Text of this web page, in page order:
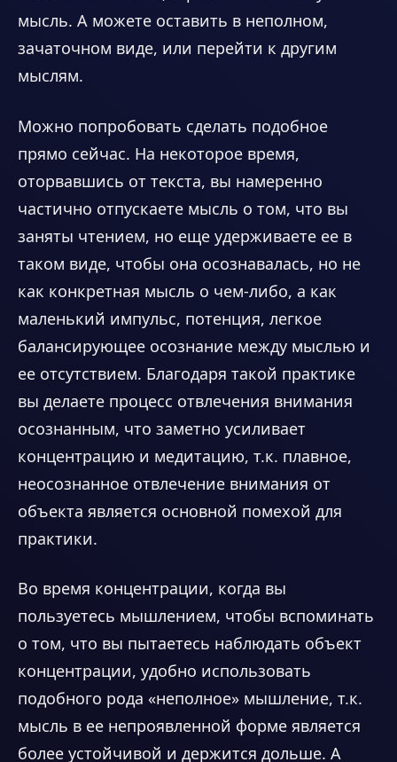
мысль. А можете оставить в неполном,
зачаточном виде, или перейти к другим
мыслям.
Можно попробовать сделать подобное
прямо сейчас. На некоторое время,
оторвавшись от текста, вы намеренно
частично отпускаете мысль о том, что вы
заняты чтением, но еще удерживаете ее в
таком виде, чтобы она осознавалась, но не
как конкретная мысль о чем-либо, а как
маленький импульс, потенция, легкое
балансирующее осознание между мыслью и
ее отсутствием. Благодаря такой практике
вы делаете процесс отвлечения внимания
осознанным, что заметно усиливает
концентрацию и медитацию, т.к. плавное,
неосознанное отвлечение внимания от
объекта является основной помехой для
практики.
Во время концентрации, когда вы
пользуетесь мышлением, чтобы вспоминать
о том, что вы пытаетесь наблюдать объект
концентрации, удобно использовать
подобного рода «неполное» мышление, т.к.
мысль в ее непроявленной форме является
более устойчивой и держится дольше. А